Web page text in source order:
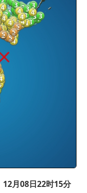
12月08日22时15分